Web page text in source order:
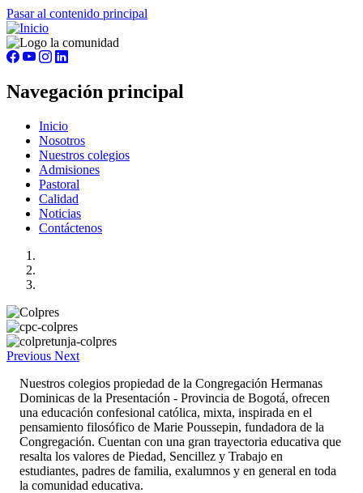
Pasar al contenido principal
Navegación principal
Inicio
Nosotros
Nuestros colegios
Admisiones
Pastoral
Calidad
Noticias
Contáctenos
Previous Next
Nuestros colegios propiedad de la Congregación Hermanas
Dominicas de la Presentación - Provincia de Bogotá, ofrecen
una educación confesional católica, mixta, inspirada en el
pensamiento filosófico de Marie Poussepin, fundadora de la
Congregación. Cuentan con una gran trayectoria educativa que
resalta los valores de Piedad, Sencillez y Trabajo en
estudiantes, padres de familia, exalumnos y en general en toda
la comunidad educativa.